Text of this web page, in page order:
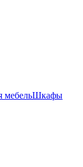
мебельШкафы